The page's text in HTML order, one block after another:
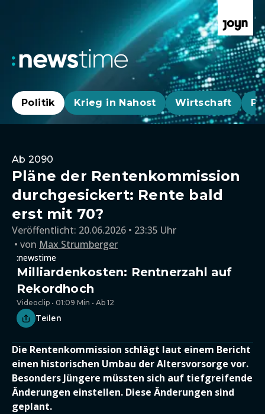
Politik Krieg in Nahost Wirtschaft
Ab 2090
Pläne der Rentenkommission
durchgesickert: Rente bald
erst mit 70?
Veröffentlicht: 20.06.2026 • 23:35 Uhr
von Max Strumberger
:newstime
Milliardenkosten: Rentnerzahl auf
Rekordhoch
Videoclip • 01:09 Min • Ab 12
Teilen
Die Rentenkommission schlägt laut einem Bericht
einen historischen Umbau der Altersvorsorge vor.
Besonders Jüngere müssten sich auf tiefgreifende
Änderungen einstellen. Diese Änderungen sind
geplant.